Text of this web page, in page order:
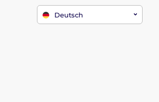
Deutsch